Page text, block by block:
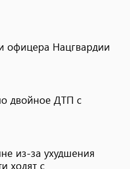
офицера Нацгвардии
двойное ДТП с
из-за ухудшения
ходят с